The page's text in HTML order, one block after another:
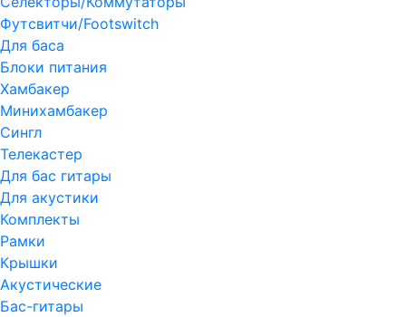
Футсвитчи/Footswitch
Для баса
Блоки питания
Хамбакер
Минихамбакер
Сингл
Телекастер
Для бас гитары
Для акустики
Комплекты
Рамки
Крышки
Акустические
Бас-гитары